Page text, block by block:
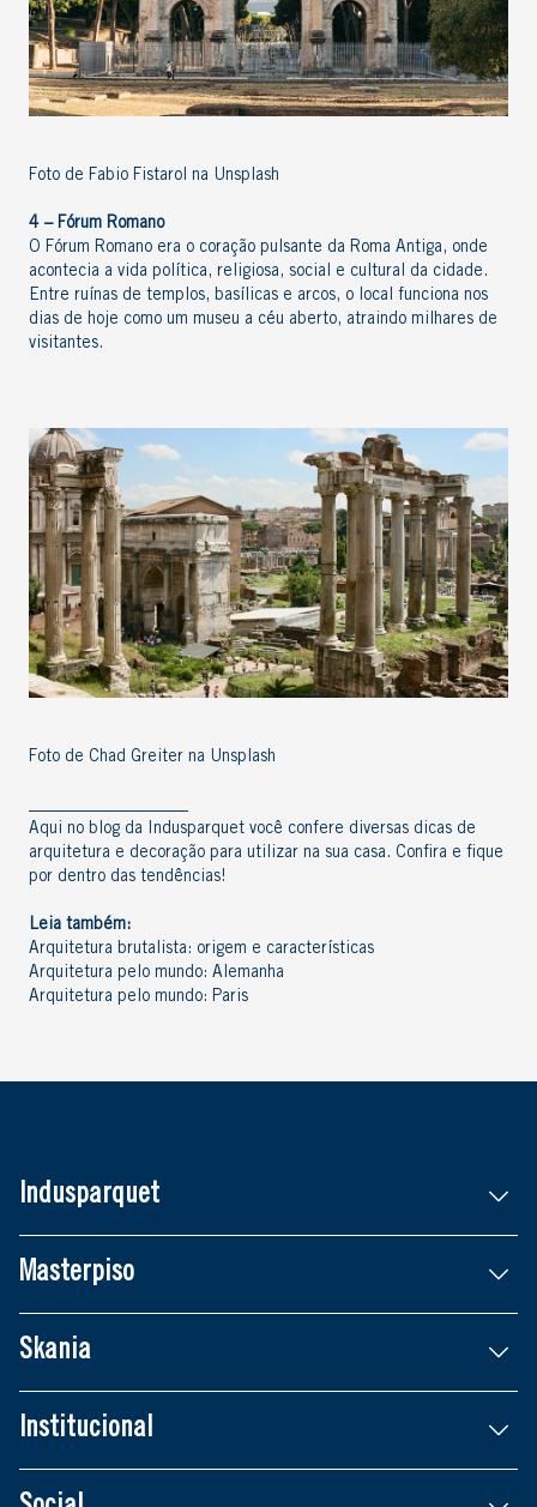
Foto de Fabio Fistarol na Unsplash
4 – Fórum Romano
O Fórum Romano era o coração pulsante da Roma Antiga, onde
acontecia a vida política, religiosa, social e cultural da cidade.
Entre ruínas de templos, basílicas e arcos, o local funciona nos
dias de hoje como um museu a céu aberto, atraindo milhares de
visitantes.
Foto de Chad Greiter na Unsplash
Aqui no blog da Indusparquet você confere diversas dicas de
arquitetura e decoração para utilizar na sua casa. Confira e fique
por dentro das tendências!
Leia também:
Arquitetura brutalista: origem e características
Arquitetura pelo mundo: Alemanha
Arquitetura pelo mundo: Paris
Indusparquet
Masterpiso
Skania
Institucional